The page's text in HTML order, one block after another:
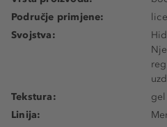
Područje primjene:
lice
Svojstva:
Tekstura:
gel
Linija: